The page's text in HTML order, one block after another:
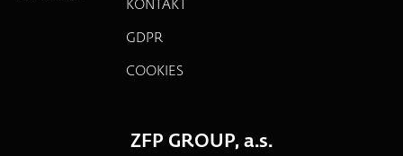
KONTAKT
GDPR
COOKIES
ZFP GROUP, a.s.